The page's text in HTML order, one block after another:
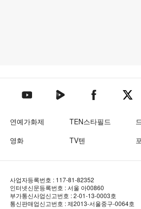
텐아시아 유튜브텐아시아 네이버TV텐아시아 페이스
텐아
연예가화제 TEN스타필드
영화
TV텐
사업자등록번호 : 117-81-82352
인터넷신문등록번호 : 서울 아00860
부가통신사업신고번호 : 2-01-13-0003호
통신판매업신고번호 : 제2013-서울중구-0064호